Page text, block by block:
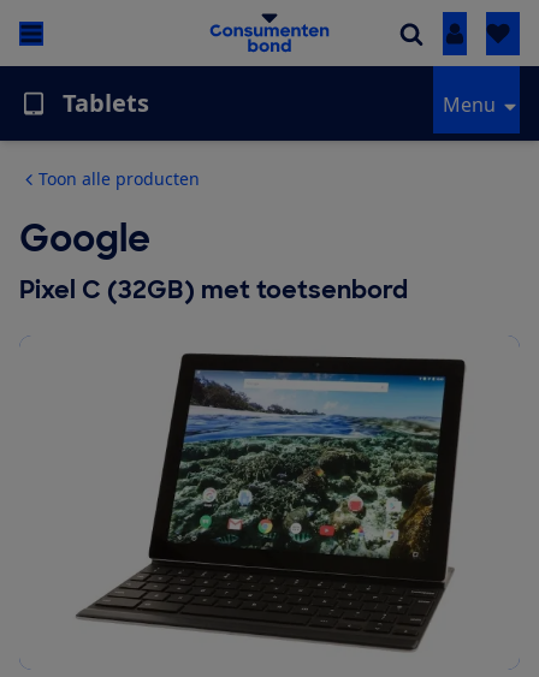
Inloggen
Tablets Menu
Toon alle producten
Google
Pixel C (32GB) met toetsenbord